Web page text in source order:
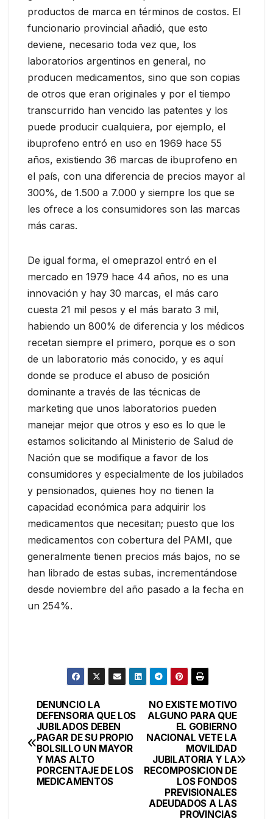
productos de marca en términos de costos. El
funcionario provincial añadió, que esto
deviene, necesario toda vez que, los
laboratorios argentinos en general, no
producen medicamentos, sino que son copias
de otros que eran originales y por el tiempo
transcurrido han vencido las patentes y los
puede producir cualquiera, por ejemplo, el
ibuprofeno entró en uso en 1969 hace 55
años, existiendo 36 marcas de ibuprofeno en
el país, con una diferencia de precios mayor al
300%, de 1.500 a 7.000 y siempre los que se
les ofrece a los consumidores son las marcas
más caras.
De igual forma, el omeprazol entró en el
mercado en 1979 hace 44 años, no es una
innovación y hay 30 marcas, el más caro
cuesta 21 mil pesos y el más barato 3 mil,
habiendo un 800% de diferencia y los médicos
recetan siempre el primero, porque es o son
de un laboratorio más conocido, y es aquí
donde se produce el abuso de posición
dominante a través de las técnicas de
marketing que unos laboratorios pueden
manejar mejor que otros y eso es lo que le
estamos solicitando al Ministerio de Salud de
Nación que se modifique a favor de los
consumidores y especialmente de los jubilados
y pensionados, quienes hoy no tienen la
capacidad económica para adquirir los
medicamentos que necesitan; puesto que los
medicamentos con cobertura del PAMI, que
generalmente tienen precios más bajos, no se
han librado de estas subas, incrementándose
desde noviembre del año pasado a la fecha en
un 254%.
Navegación
de
entradas
NO EXISTE MOTIVO
ALGUNO PARA QUE
EL GOBIERNO
NACIONAL VETE LA
MOVILIDAD
JUBILATORIA Y LA
RECOMPOSICION DE
LOS FONDOS
PREVISIONALES
ADEUDADOS A LAS
PROVINCIAS
DENUNCIO LA
DEFENSORIA QUE LOS
JUBILADOS DEBEN
PAGAR DE SU PROPIO
BOLSILLO UN MAYOR
Y MAS ALTO
PORCENTAJE DE LOS
MEDICAMENTOS